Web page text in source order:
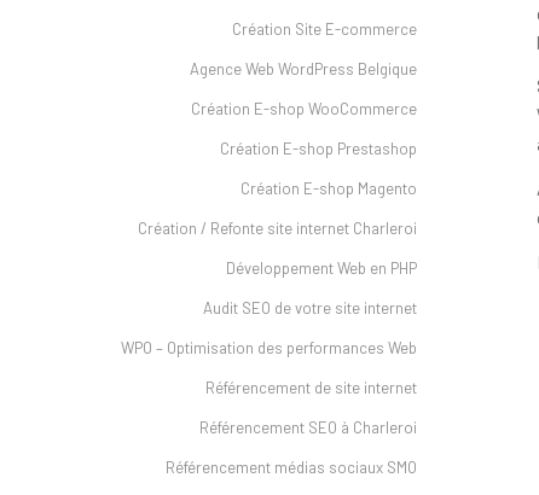
Création Site E-commerce
Agence Web WordPress Belgique
Création E-shop WooCommerce
Création E-shop Prestashop
Création E-shop Magento
Création / Refonte site internet Charleroi
Développement Web en PHP
Audit SEO de votre site internet
WPO – Optimisation des performances Web
Référencement de site internet
Référencement SEO à Charleroi
Référencement médias sociaux SMO